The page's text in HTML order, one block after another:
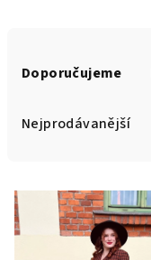
p
r
Doporučujeme
Nejprodávanější
V
ý
p